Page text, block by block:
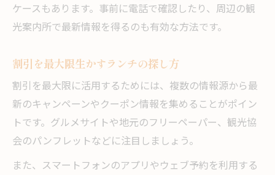
ケースもあります。事前に電話で確認したり、周辺の観
光案内所で最新情報を得るのも有効な方法です。
割引を最大限生かすランチの探し方
割引を最大限に活用するためには、複数の情報源から最
新のキャンペーンやクーポン情報を集めることがポイン
トです。グルメサイトや地元のフリーペーパー、観光協
会のパンフレットなどに注目しましょう。
また、スマートフォンのアプリやウェブ予約を利用する